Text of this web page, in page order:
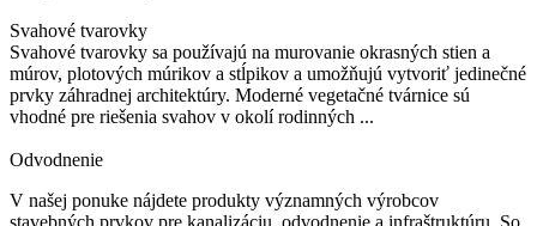
Svahové tvarovky
Svahové tvarovky sa používajú na murovanie okrasných stien a
múrov, plotových múrikov a stĺpikov a umožňujú vytvoriť jedinečné
prvky záhradnej architektúry. Moderné vegetačné tvárnice sú
vhodné pre riešenia svahov v okolí rodinných ...
Odvodnenie
V našej ponuke nájdete produkty významných výrobcov